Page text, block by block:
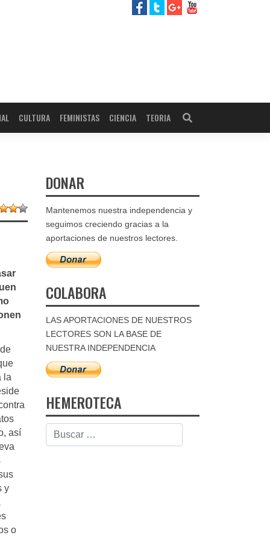
CULTURA FEMINISTAS CIENCIA TEORIA
la
así
y
o
DONAR
Mantenemos nuestra independencia y
seguimos creciendo gracias a la
aportaciones de nuestros lectores.
COLABORA
LAS APORTACIONES DE NUESTROS
LECTORES SON LA BASE DE
NUESTRA INDEPENDENCIA
HEMEROTECA